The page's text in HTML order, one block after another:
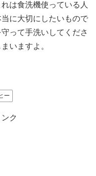
は食洗機使っている人
に大切にしたいもので
って手洗いしてくださ
いますよ。
ー
ク